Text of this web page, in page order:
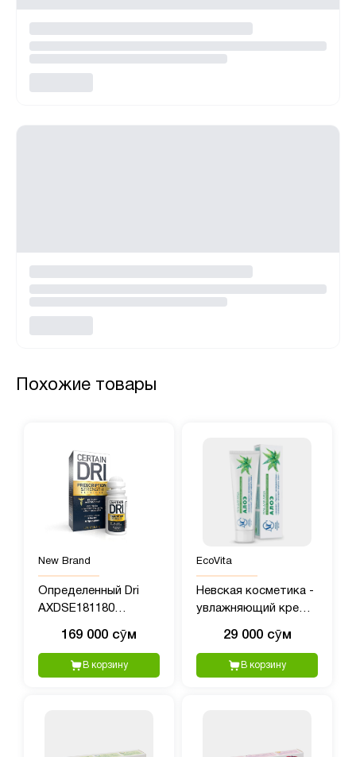
Похожие товары
New Brand
Определенный Dri
AXDSE181180
антиперспирант
Prescription Strength,
169 000 сӯм
В корзину
EcoVita
Невская косметика -
увлажняющий крем
29 000 сӯм
В корзину